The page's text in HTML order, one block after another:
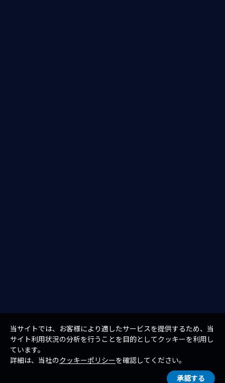
当サイトでは、お客様により適したサービスを提供するため、当
サイト利用状況の分析を行うことを目的としてクッキーを利用し
ています。
詳細は、当社のクッキーポリシーを確認してください。
承認する